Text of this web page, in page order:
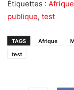
Étiquettes : Afrique
publique, test
TAGS Afrique
test